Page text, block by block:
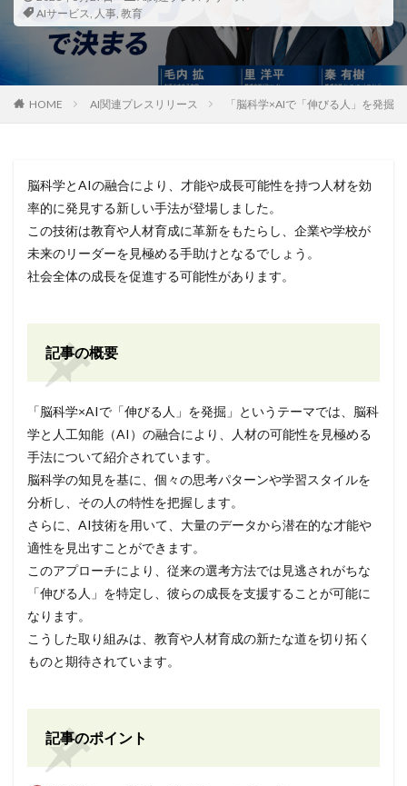
AIサービス, 人事, 教育
HOME AI関連プレスリリース 「脳科学×AIで「伸びる人」を発掘
脳科学とAIの融合により、才能や成長可能性を持つ人材を効
率的に発見する新しい手法が登場しました。
この技術は教育や人材育成に革新をもたらし、企業や学校が
未来のリーダーを見極める手助けとなるでしょう。
社会全体の成長を促進する可能性があります。
記事の概要
「脳科学×AIで「伸びる人」を発掘」というテーマでは、脳科
学と人工知能（AI）の融合により、人材の可能性を見極める
手法について紹介されています。
脳科学の知見を基に、個々の思考パターンや学習スタイルを
分析し、その人の特性を把握します。
さらに、AI技術を用いて、大量のデータから潜在的な才能や
適性を見出すことができます。
このアプローチにより、従来の選考方法では見逃されがちな
「伸びる人」を特定し、彼らの成長を支援することが可能に
なります。
こうした取り組みは、教育や人材育成の新たな道を切り拓く
ものと期待されています。
記事のポイント